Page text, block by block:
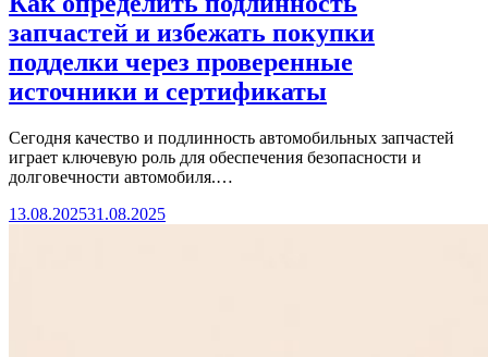
запчастей и избежать покупки
подделки через проверенные
источники и сертификаты
Сегодня качество и подлинность автомобильных запчастей
играет ключевую роль для обеспечения безопасности и
долговечности автомобиля.…
13.08.202531.08.2025